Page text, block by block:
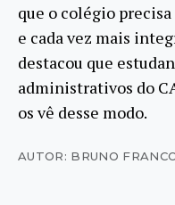
que o colégio
e cada vez mais
destacou que
administrativos do
os vê desse modo.
AUTOR: BRUNO